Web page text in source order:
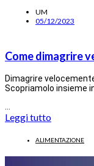
UM
05/12/2023
Come dimagrire
Dimagrire
Scopriamolo insieme
Leggi tutto
ALIMENTAZIONE